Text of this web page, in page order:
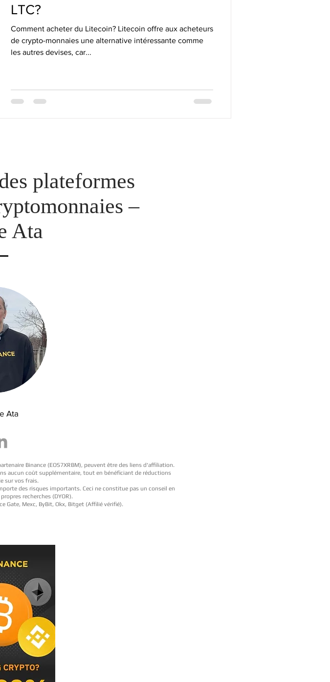
LTC?
Comment acheter du Litecoin? Litecoin offre aux acheteurs
de crypto-monnaies une alternative intéressante comme
les autres devises, car...
plateformes
–
Ata
Ata
Binance (EOS7XRBM), peuvent être des liens d'affiliation.
aucun coût supplémentaire, tout en bénéficiant de réductions
sur vos frais.
des risques importants. Ceci ne constitue pas un conseil en
recherches (DYOR).
Gate, Mexc, ByBit, Okx, Bitget (Affilié vérifié).